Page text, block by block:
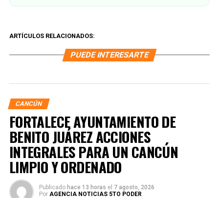
ARTÍCULOS RELACIONADOS:
PUEDE INTERESARTE
CANCÚN
FORTALECE AYUNTAMIENTO DE
BENITO JUÁREZ ACCIONES
INTEGRALES PARA UN CANCÚN
LIMPIO Y ORDENADO
Publicado hace 13 horas el 7 agosto, 2026
Por AGENCIA NOTICIAS 5TO PODER